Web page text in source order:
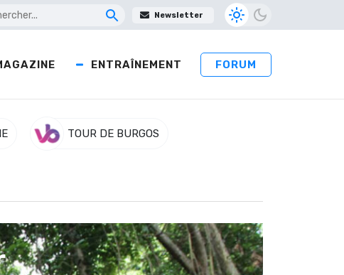
Newsletter
ENTRAÎNEMENT FORUM
TOUR DE BURGOS